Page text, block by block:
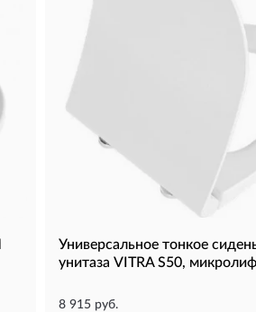
Универсальное тонкое
унитаза VITRA S50,
8 915 руб.